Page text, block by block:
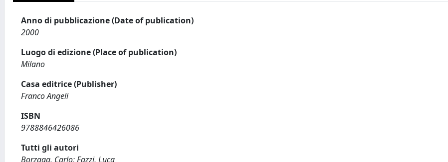
Anno di pubblicazione (Date of publication)
2000
Luogo di edizione (Place of publication)
Milano
Casa editrice (Publisher)
Franco Angeli
ISBN
9788846426086
Tutti gli autori
Borzaga, Carlo; Fazzi, Luca